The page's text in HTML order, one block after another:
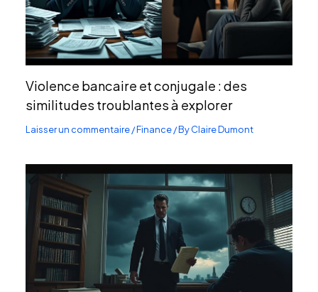
Violence bancaire et conjugale : des
similitudes troublantes à explorer
Laisser un commentaire/Finance/ ByClaire Dumont